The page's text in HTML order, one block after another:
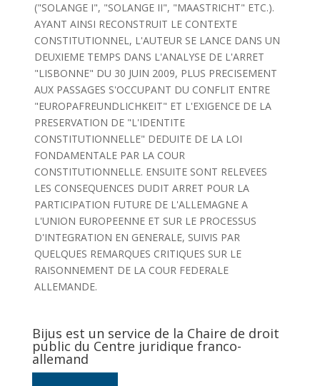
("SOLANGE I", "SOLANGE II", "MAASTRICHT" ETC.).
AYANT AINSI RECONSTRUIT LE CONTEXTE
CONSTITUTIONNEL, L'AUTEUR SE LANCE DANS UN
DEUXIEME TEMPS DANS L'ANALYSE DE L'ARRET
"LISBONNE" DU 30 JUIN 2009, PLUS PRECISEMENT
AUX PASSAGES S'OCCUPANT DU CONFLIT ENTRE
"EUROPAFREUNDLICHKEIT" ET L'EXIGENCE DE LA
PRESERVATION DE "L'IDENTITE
CONSTITUTIONNELLE" DEDUITE DE LA LOI
FONDAMENTALE PAR LA COUR
CONSTITUTIONNELLE. ENSUITE SONT RELEVEES
LES CONSEQUENCES DUDIT ARRET POUR LA
PARTICIPATION FUTURE DE L'ALLEMAGNE A
L'UNION EUROPEENNE ET SUR LE PROCESSUS
D'INTEGRATION EN GENERALE, SUIVIS PAR
QUELQUES REMARQUES CRITIQUES SUR LE
RAISONNEMENT DE LA COUR FEDERALE
ALLEMANDE.
Bijus est un service de la Chaire de droit
public du Centre juridique franco-
allemand